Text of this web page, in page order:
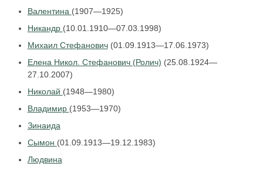
Валентина (1907—1925)
Никандр (10.01.1910—07.03.1998)
Михаил Стефанович(01.09.1913—17.06.1973)
Елена Никол. Стефанович (Ролич) (25.08.1924—
27.10.2007)
Николай (1948—1980)
Владимир (1953—1970)
Зинаида
Сымон (01.09.1913—19.12.1983)
Людвина